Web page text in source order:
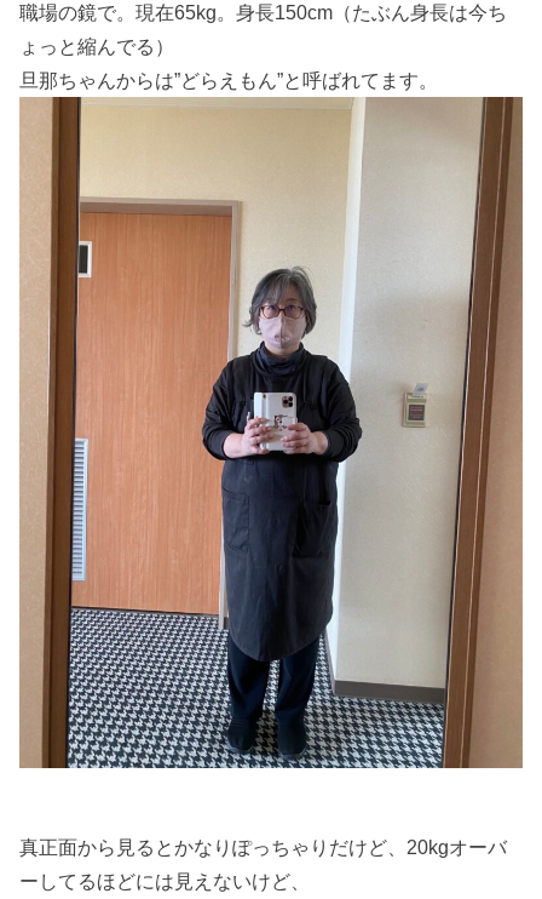
職場の鏡で。現在65kg。身長150cm（たぶん身長は今ち
ょっと縮んでる）
旦那ちゃんからは”どらえもん”と呼ばれてます。
真正面から見るとかなりぽっちゃりだけど、20kgオーバ
ーしてるほどには見えないけど、